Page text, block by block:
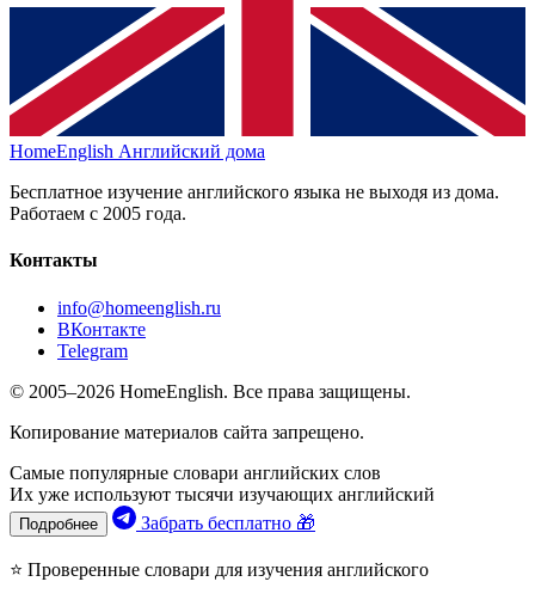
HomeEnglish Английский дома
Бесплатное изучение английского языка не выходя из дома.
Работаем с 2005 года.
Контакты
info@homeenglish.ru
ВКонтакте
Telegram
© 2005–2026 HomeEnglish. Все права защищены.
Копирование материалов сайта запрещено.
Самые популярные словари английских слов
Их уже используют тысячи изучающих английский
Подробнее Забрать бесплатно 🎁
⭐ Проверенные словари для изучения английского